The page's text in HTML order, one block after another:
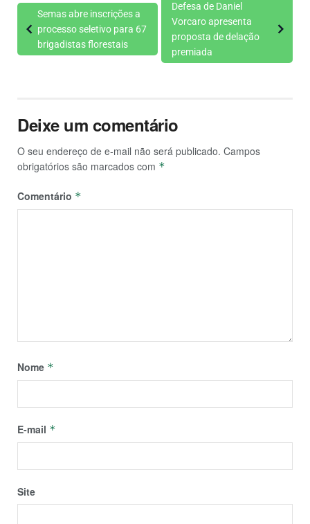
Semas abre inscrições a
processo seletivo para 67
brigadistas florestais
Defesa de Daniel
Vorcaro apresenta
proposta de delação
premiada
Deixe um comentário
O seu endereço de e-mail não será publicado. Campos
obrigatórios são marcados com *
Comentário *
Nome *
E-mail *
Site